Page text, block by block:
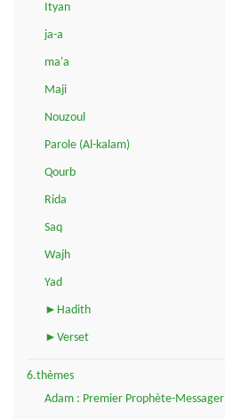
Ityan
ja-a
ma'a
Maji
Nouzoul
Parole (Al-kalam)
Qourb
Rida
Saq
Wajh
Yad
►Hadith
►Verset
6.thèmes
Adam : Premier Prophète-Messager